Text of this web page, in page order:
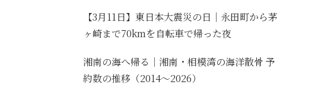
【3月11日】東日本大震災の日｜永田町から茅
ヶ崎まで70kmを自転車で帰った夜
湘南の海へ帰る｜湘南・相模湾の海洋散骨 予
約数の推移（2014〜2026）